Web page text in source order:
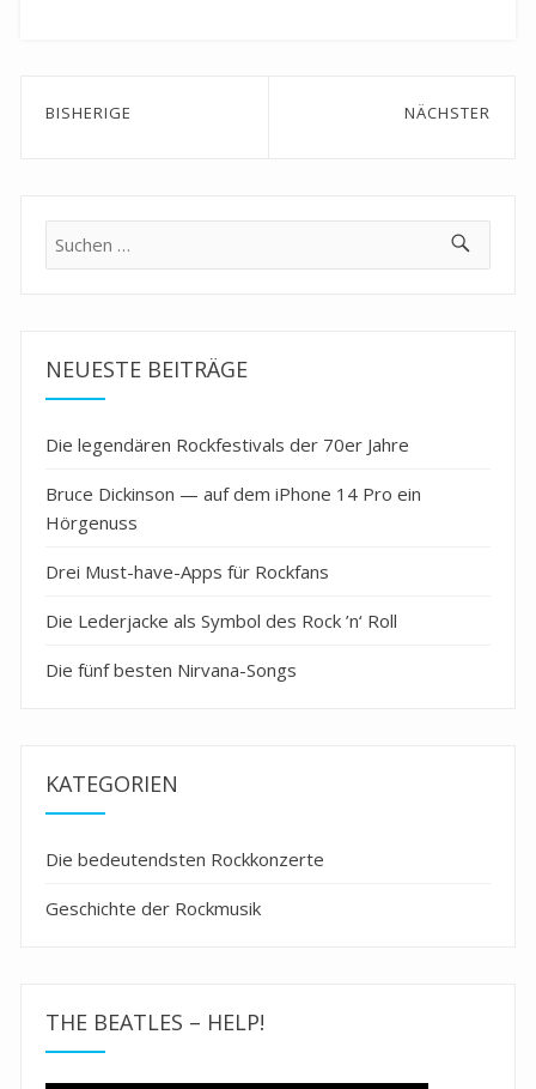
Beitragsnavigation
BISHERIGE NÄCHSTER
Suche
NEUESTE BEITRÄGE
Die legendären Rockfestivals der 70er Jahre
Bruce Dickinson — auf dem iPhone 14 Pro ein
Hörgenuss
Drei Must-have-Apps für Rockfans
Die Lederjacke als Symbol des Rock ’n‘ Roll
Die fünf besten Nirvana-Songs
KATEGORIEN
Die bedeutendsten Rockkonzerte
Geschichte der Rockmusik
THE BEATLES – HELP!